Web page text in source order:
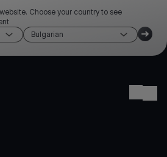
Choose your country to see
Bulgarian